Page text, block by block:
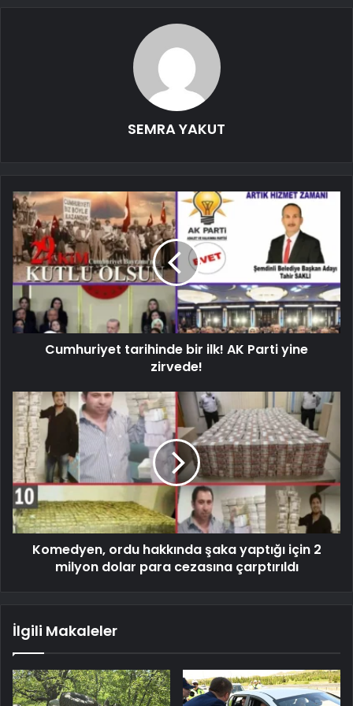
SEMRA YAKUT
Cumhuriyet tarihinde bir ilk! AK Parti yine
zirvede!
Komedyen, ordu hakkında şaka yaptığı için 2
milyon dolar para cezasına çarptırıldı
İlgili Makaleler